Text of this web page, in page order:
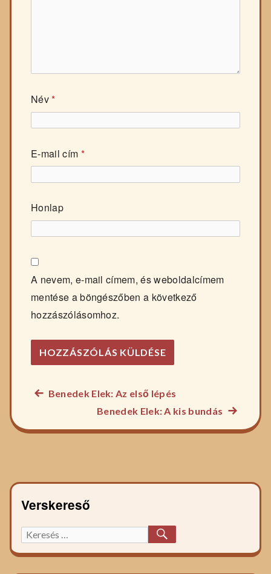
Név*
E-mail cím *
Honlap
A nevem, e-mail címem, és weboldalcímem
mentése a böngészőben a következő
hozzászólásomhoz.
Bejegyzés
navigáció
Előző
recept:
Benedek Elek: Az első lépés
Benedek Elek: A kis bundás
főzelék
Verskereső
Keresett
főzelék